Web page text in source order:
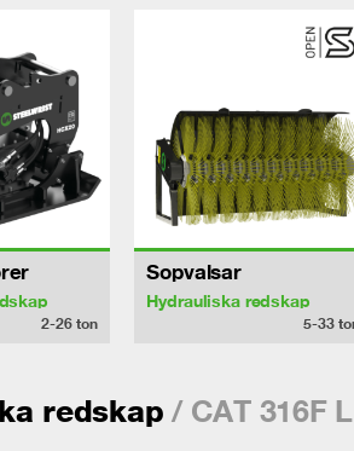
2-26ton
Sopvalsar
Hydrauliska redskap
5-33
redskap / CAT 316F